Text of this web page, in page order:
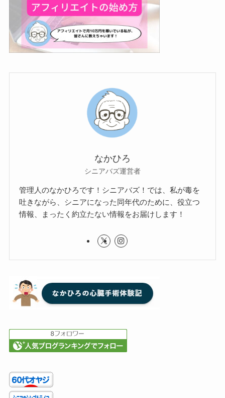
なかひろ
シニアバズ運営者
管理人のなかひろです！シニアバズ！では、私が毒を
吐きながら、シニアになった同年代のために、役立つ
情報、まったく約立たない情報をお届けします！